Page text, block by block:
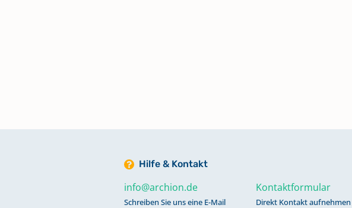
Hilfe & Kontakt
info@archion.de
Schreiben Sie uns eine E-Mail
Kontaktformular
Direkt Kontakt aufnehmen